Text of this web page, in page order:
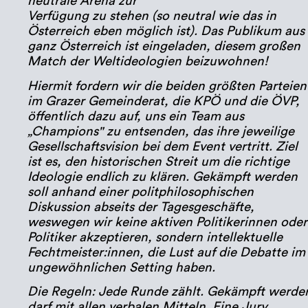
Verfügung zu stehen (so neutral wie das in
Österreich eben möglich ist). Das Publikum aus
ganz Österreich ist eingeladen, diesem großen
Match der Weltideologien beizuwohnen!
Hiermit fordern wir die beiden größten Parteien
im Grazer Gemeinderat, die KPÖ und die ÖVP,
öffentlich dazu auf, uns ein Team aus
„Champions" zu entsenden, das ihre jeweilige
Gesellschaftsvision bei dem Event vertritt. Ziel
ist es, den historischen Streit um die richtige
Ideologie endlich zu klären. Gekämpft werden
soll anhand einer politphilosophischen
Diskussion abseits der Tagesgeschäfte,
weswegen wir keine aktiven Politikerinnen oder
Politiker akzeptieren, sondern intellektuelle
Fechtmeister:innen, die Lust auf die Debatte im
ungewöhnlichen Setting haben.
Die Regeln: Jede Runde zählt. Gekämpft